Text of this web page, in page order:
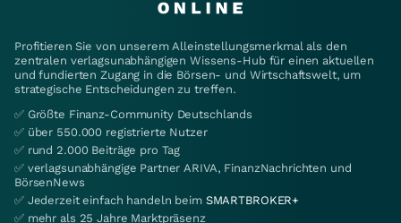
Profitieren Sie von unserem Alleinstellungsmerkmal als den
zentralen verlagsunabhängigen Wissens-Hub für einen aktuellen
und fundierten Zugang in die Börsen- und Wirtschaftswelt, um
strategische Entscheidungen zu treffen.
✅ Größte Finanz-Community Deutschlands
✅ über 550.000 registrierte Nutzer
✅ rund 2.000 Beiträge pro Tag
✅ verlagsunabhängige Partner ARIVA, FinanzNachrichten und
BörsenNews
✅ Jederzeit einfach handeln beim SMARTBROKER+
✅ mehr als 25 Jahre Marktpräsenz